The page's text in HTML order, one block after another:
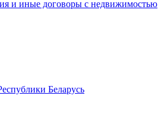
и иные договоры с недвижимостью
Беларусь